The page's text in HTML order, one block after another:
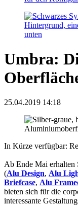
Umbra:
25.04.2019 14:18
In Kürze verfügbar:
Ab Ende Mai erhalten
(Alu Design, Alu
Briefcase, Alu
bieten sich für die
interessante